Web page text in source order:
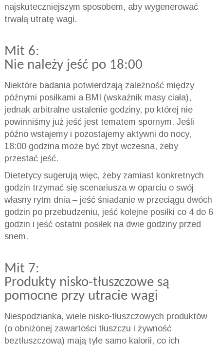
najskuteczniejszym sposobem, aby wygenerować
trwałą utratę wagi.
Mit 6:
Nie należy jeść po 18:00
Niektóre badania potwierdzają zależność między
późnymi posiłkami a BMI (wskaźnik masy ciała),
jednak arbitralne ustalenie godziny, po której nie
powinniśmy już jeść jest tematem spornym. Jeśli
późno wstajemy i pozostajemy aktywni do nocy,
18:00 godzina może być zbyt wczesna, żeby
przestać jeść.
Dietetycy sugerują więc, żeby zamiast konkretnych
godzin trzymać się scenariusza w oparciu o swój
własny rytm dnia – jeść śniadanie w przeciągu dwóch
godzin po przebudzeniu, jeść kolejne posiłki co 4 do 6
godzin i jeść ostatni posiłek na dwie godziny przed
snem.
Mit 7:
Produkty nisko-tłuszczowe są
pomocne przy utracie wagi
Niespodzianka, wiele nisko-tłuszczowych produktów
(o obniżonej zawartości tłuszczu i żywność
beztłuszczowa) mają tyle samo kalorii, co ich